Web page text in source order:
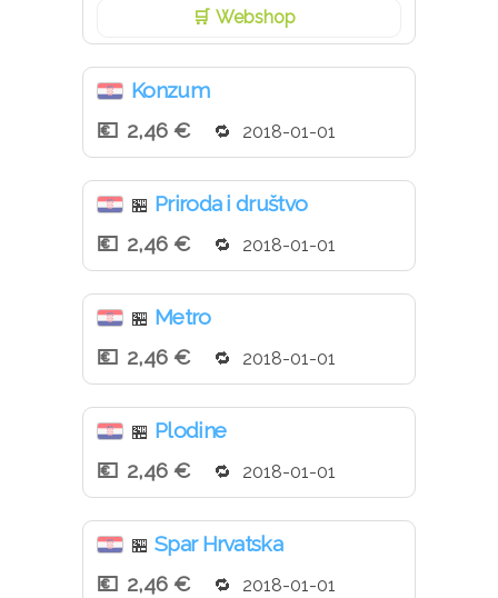
Webshop
Konzum
2,46 €
2018-01-01
🏪 Priroda i društvo
2,46 €
2018-01-01
🏪 Metro
2,46 €
2018-01-01
🏪 Plodine
2,46 €
2018-01-01
🏪 Spar Hrvatska
2,46 €
2018-01-01